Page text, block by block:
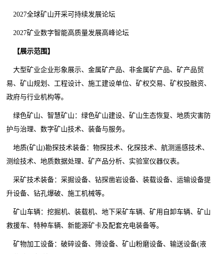
2027全球矿山开采可持续发展论坛
2027矿业数字智能高质量发展高峰论坛
【展示范围 】
大型矿业企业形象展示、金属矿产品、非金属矿产品、矿产品贸
易、矿山规划、工程设计、施工建设单位、矿权交易、矿权投融资、
政府与行业机构等。
绿色矿山、智慧矿山：绿色矿山建设、矿山生态恢复、地质灾害防
护与治理、数字矿山技术、装备与服务。
地质(矿山)勘探技术装备：物探技术、化探技术、航测遥感技术、
测绘技术、地质数据处理、矿产品分析、实验室仪器仪表。
采矿技术装备：采掘设备、钻探凿岩设备、装载设备、运输设备提
升设备、钻孔爆破、施工机械等。
矿山车辆：挖掘机、装载机、地下采矿车辆、矿用自卸车辆、矿山
救援车、特种车辆、新能源矿卡及配套充电装备等。
矿物加工设备：破碎设备、筛设备、矿山粉磨设备、输送设备(液